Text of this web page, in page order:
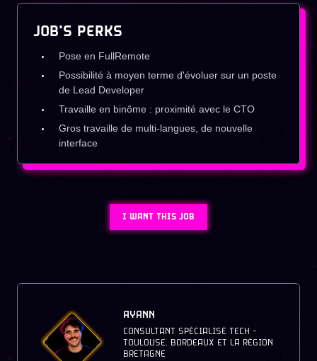
JOB'S PERKS
Pose en FullRemote
Possibilité à moyen terme d'évoluer sur un poste
de Lead Developer
Travaille en binôme : proximité avec le CTO
Gros travaille de multi-langues, de nouvelle
interface
I WANT THIS JOB
AYANN
CONSULTANT SPÉCIALISÉ TECH -
TOULOUSE, BORDEAUX ET LA RÉGION
BRETAGNE